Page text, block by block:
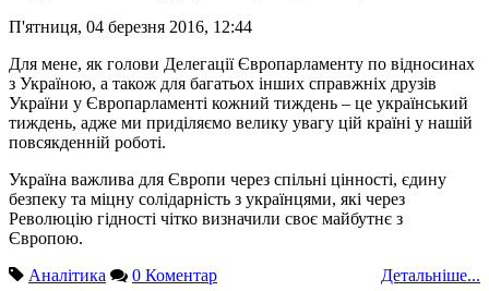
П'ятниця, 04 березня 2016, 12:44
Для мене, як голови Делегації Європарламенту по відносинах
з Україною, а також для багатьох інших справжніх друзів
України у Європарламенті кожний тиждень – це український
тиждень, адже ми приділяємо велику увагу цій країні у нашій
повсякденній роботі.
Україна важлива для Європи через спільні цінності, єдину
безпеку та міцну солідарність з українцями, які через
Революцію гідності чітко визначили своє майбутнє з
Європою.
Аналітика
0 Коментар Детальніше...